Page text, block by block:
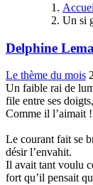
Un si
Delphine
Le thème du mois
Un faible rai de
file entre ses
Comme il l’aimait !
Le courant fait se
désir l’envahit.
Il avait tant voulu
fort qu’il pensait